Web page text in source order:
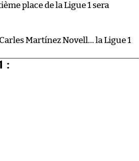
place de la Ligue 1 sera
Martínez Novell… la Ligue 1
: